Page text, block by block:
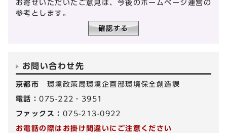
お寄せいただいたご意見は、今後のホームページ運営の
参考とします。
お問い合わせ先
京都市 環境政策局環境企画部環境保全創造課
電話：075-222‐3951
ファックス： 075-213-0922
お電話の際はお掛け間違いにご注意ください